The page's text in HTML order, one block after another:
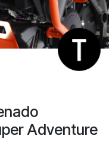
Adventure